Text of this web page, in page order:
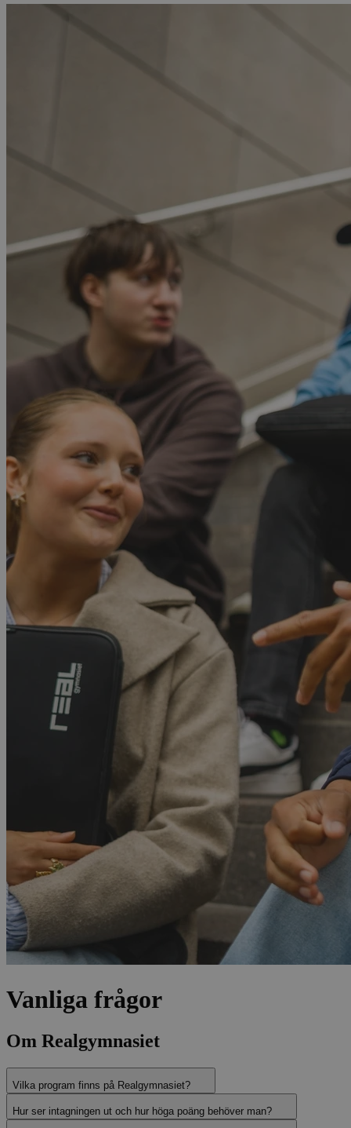
Vanliga frågor
Om Realgymnasiet
Vilka program finns på Realgymnasiet?
Hur ser intagningen ut och hur höga poäng behöver man?